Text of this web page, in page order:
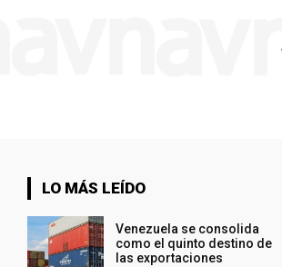
LO MÁS LEÍDO
Venezuela se consolida
como el quinto destino de
las exportaciones